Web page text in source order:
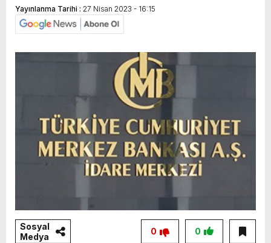
Yayınlanma Tarihi : 27 Nisan 2023 - 16:15
Sosyal
Medya
0
0